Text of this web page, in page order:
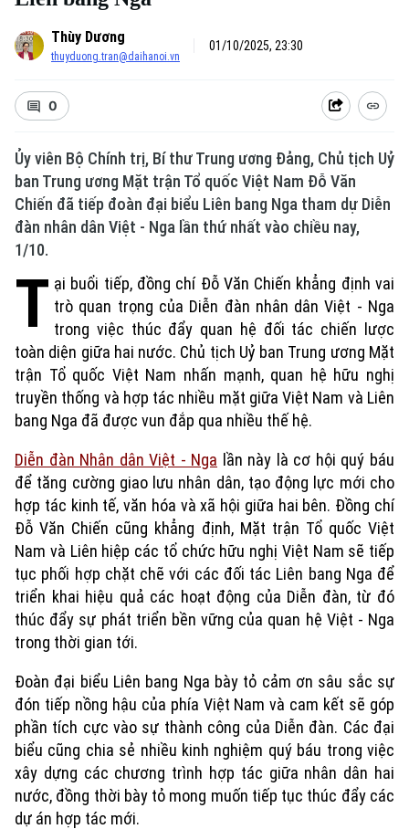
Thùy Dương
thuyduong.tran@daihanoi.vn
01/10/2025, 23:30
0
Ủy viên Bộ Chính trị, Bí thư Trung ương Đảng, Chủ tịch Uỷ
ban Trung ương Mặt trận Tổ quốc Việt Nam Đỗ Văn
Chiến đã tiếp đoàn đại biểu Liên bang Nga tham dự Diễn
đàn nhân dân Việt - Nga lần thứ nhất vào chiều nay,
1/10.
T ại buổi tiếp, đồng chí Đỗ Văn Chiến khẳng định vai
trò quan trọng của Diễn đàn nhân dân Việt - Nga
trong việc thúc đẩy quan hệ đối tác chiến lược
toàn diện giữa hai nước. Chủ tịch Uỷ ban Trung ương Mặt
trận Tổ quốc Việt Nam nhấn mạnh, quan hệ hữu nghị
truyền thống và hợp tác nhiều mặt giữa Việt Nam và Liên
bang Nga đã được vun đắp qua nhiều thế hệ.
Diễn đàn Nhân dân Việt - Nga lần này là cơ hội quý báu
để tăng cường giao lưu nhân dân, tạo động lực mới cho
hợp tác kinh tế, văn hóa và xã hội giữa hai bên. Đồng chí
Đỗ Văn Chiến cũng khẳng định, Mặt trận Tổ quốc Việt
Nam và Liên hiệp các tổ chức hữu nghị Việt Nam sẽ tiếp
tục phối hợp chặt chẽ với các đối tác Liên bang Nga để
triển khai hiệu quả các hoạt động của Diễn đàn, từ đó
thúc đẩy sự phát triển bền vững của quan hệ Việt - Nga
trong thời gian tới.
Đoàn đại biểu Liên bang Nga bày tỏ cảm ơn sâu sắc sự
đón tiếp nồng hậu của phía Việt Nam và cam kết sẽ góp
phần tích cực vào sự thành công của Diễn đàn. Các đại
biểu cũng chia sẻ nhiều kinh nghiệm quý báu trong việc
xây dựng các chương trình hợp tác giữa nhân dân hai
nước, đồng thời bày tỏ mong muốn tiếp tục thúc đẩy các
dự án hợp tác mới.